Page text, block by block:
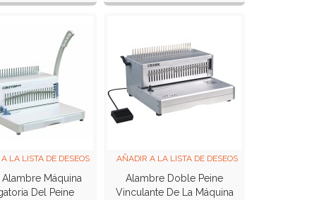
LA LISTA DE DESEOS
Máquina
Del Peine
AÑADIR A LA LISTA DE DESEOS
Alambre Doble Peine
Vinculante De La Máquina